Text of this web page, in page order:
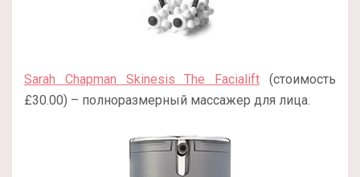
Sarah Chapman Skinesis The Facialift (стоимость
£30.00) – полноразмерный массажер для лица.